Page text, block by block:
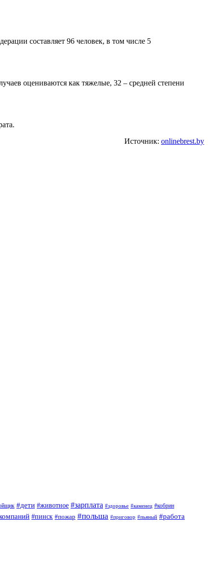
составляет 96 человек, в том числе 5
оцениваются как тяжелые, 32 – средней степени
Источник: onlinebrest.by
#дети #животное #зарплата #здоровье #каменец #кобрин
#пинск #пожар #польша #приговор #пьяный #работа